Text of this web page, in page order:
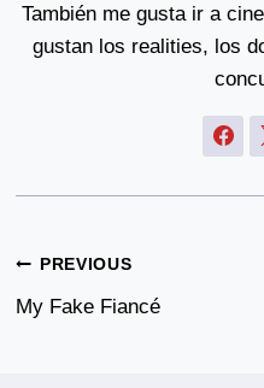
También me gusta ir a
gustan los realities, los
Post
Navigation
PREVIOUS
My Fake Fiancé